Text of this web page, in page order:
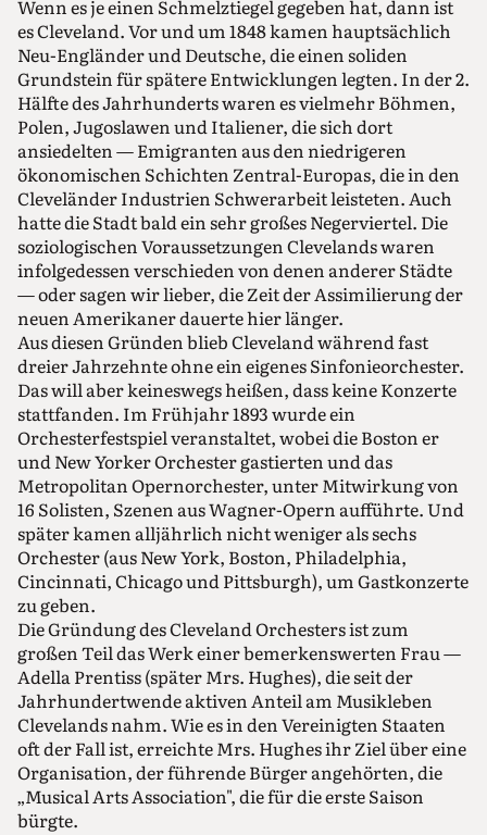
Wenn es je einen Schmelztiegel gegeben hat, dann ist
es Cleveland. Vor und um 1848 kamen hauptsächlich
Neu-Engländer und Deutsche, die einen soliden
Grundstein für spätere Entwicklungen legten. In der 2.
Hälfte des Jahrhunderts waren es vielmehr Böhmen,
Polen, Jugoslawen und Italiener, die sich dort
ansiedelten — Emigranten aus den niedrigeren
ökonomischen Schichten Zentral-Europas, die in den
Cleveländer Industrien Schwerarbeit leisteten. Auch
hatte die Stadt bald ein sehr großes Negerviertel. Die
soziologischen Voraussetzungen Clevelands waren
infolgedessen verschieden von denen anderer Städte
— oder sagen wir lieber, die Zeit der Assimilierung der
neuen Amerikaner dauerte hier länger.
Aus diesen Gründen blieb Cleveland während fast
dreier Jahrzehnte ohne ein eigenes Sinfonieorchester.
Das will aber keineswegs heißen, dass keine Konzerte
stattfanden. Im Frühjahr 1893 wurde ein
Orchesterfestspiel veranstaltet, wobei die Boston er
und New Yorker Orchester gastierten und das
Metropolitan Opernorchester, unter Mitwirkung von
16 Solisten, Szenen aus Wagner-Opern aufführte. Und
später kamen alljährlich nicht weniger als sechs
Orchester (aus New York, Boston, Philadelphia,
Cincinnati, Chicago und Pittsburgh), um Gastkonzerte
zu geben.
Die Gründung des Cleveland Orchesters ist zum
großen Teil das Werk einer bemerkenswerten Frau —
Adella Prentiss (später Mrs. Hughes), die seit der
Jahrhundertwende aktiven Anteil am Musikleben
Clevelands nahm. Wie es in den Vereinigten Staaten
oft der Fall ist, erreichte Mrs. Hughes ihr Ziel über eine
Organisation, der führende Bürger angehörten, die
„Musical Arts Association", die für die erste Saison
bürgte.